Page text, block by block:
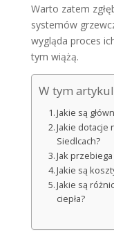
Warto zatem
systemów
wygląda proces
tym wiążą.
W tym
Jakie są
Jakie dotacje
Siedlcach?
Jak
Jakie są
Jakie są
ciepła?